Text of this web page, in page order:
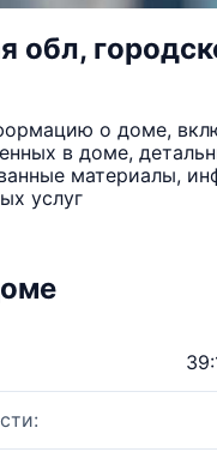
обл,
о доме,
в доме,
материалы,
услуг